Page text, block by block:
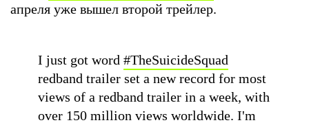
апреля уже вышел второй трейлер.
I just got word #TheSuicideSquad
redband trailer set a new record for most
views of a redband trailer in a week, with
over 150 million views worldwide. I'm